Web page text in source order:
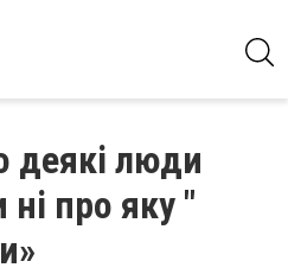
деякі люди
ні про яку "